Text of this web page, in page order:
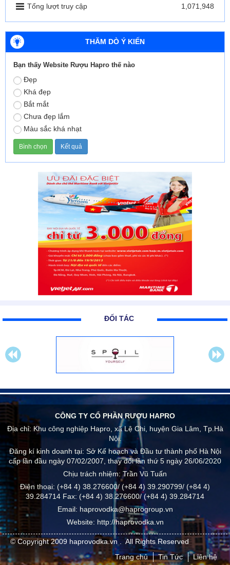
Tổng lượt truy cập
1,071,948
THĂM DÒ Ý KIẾN
Bạn thấy Website Rượu Hapro thế nào
Đẹp
Khá đẹp
Bắt mắt
Chưa đẹp lắm
Màu sắc khá nhạt
ĐỐI TÁC
CÔNG TY CỔ PHẦN RƯỢU HAPRO
Địa chỉ:Khu công nghiệp Hapro, xã Lệ Chi, huyện Gia Lâm, Tp.Hà
Nội.
Đăng kí kinh doanh tại: Sở Kế hoạch và Đầu tư thành phố Hà Nội
cấp lần đầu ngày 07/02/2007, thay đổi lần thứ 5 ngày 26/06/2020
Chịu trách nhiệm:Trần Vũ Tuấn
Điện thoại: (+84 4) 38.276600/ (+84 4) 39.290799/ (+84 4)
39.284714 Fax: (+84 4) 38.276600/ (+84 4) 39.284714
Email: haprovodka@haprogroup.vn
Website: http://haprovodka.vn
© Copyright 2009 haprovodka.vn .All Rights Reserved
Trang chủ
Tin Tức Liên hệ